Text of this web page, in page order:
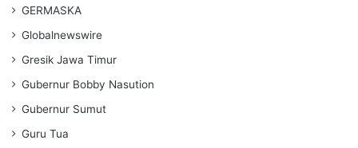
GERMASKA
Globalnewswire
Gresik Jawa Timur
Gubernur Bobby Nasution
Gubernur Sumut
Guru Tua